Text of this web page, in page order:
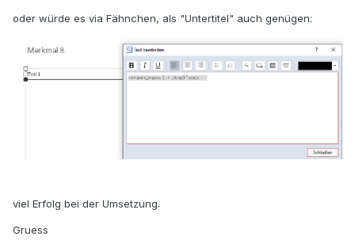
oder würde es via Fähnchen, als "Untertitel" auch genügen:
viel Erfolg bei der Umsetzung.
Gruess